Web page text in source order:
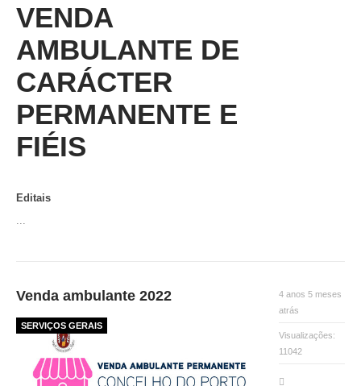
VENDA
AMBULANTE DE
CARÁCTER
PERMANENTE E
FIÉIS
Editais
Venda ambulante 2022
SERVIÇOS GERAIS
4 anos 5 meses
atrás
Visualizações:
11042